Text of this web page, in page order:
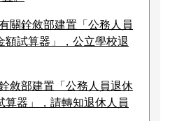
有關銓敘部建置「公務人員
額試算器」，公立學校退
敘部建置「公務人員退休
算器」，請轉知退休人員